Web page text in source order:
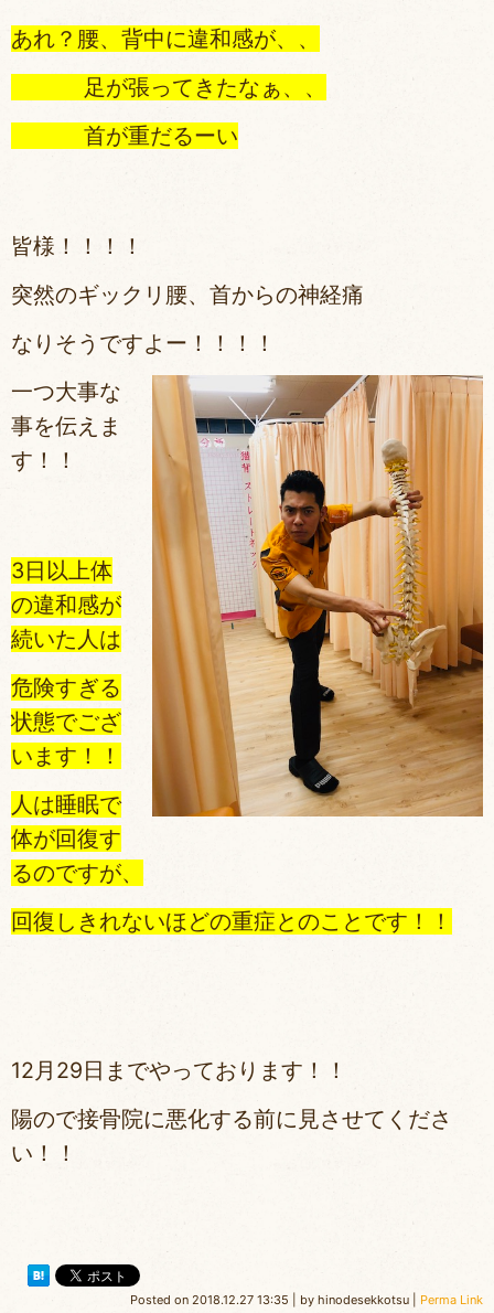
あれ？腰、背中に違和感が、、
足が張ってきたなぁ、、
首が重だるーい
皆様！！！！
突然のギックリ腰、首からの神経痛
なりそうですよー！！！！
一つ大事な
事を伝えま
す！！
3日以上体
の違和感が
続いた人は
危険すぎる
状態でござ
います！！
人は睡眠で
体が回復す
るのですが、
回復しきれないほどの重症とのことです！！
12月29日までやっております！！
陽ので接骨院に悪化する前に見させてくださ
い！！
Posted on 2018.12.27 13:35 by hinodesekkotsu Perma Link